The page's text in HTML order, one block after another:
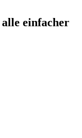
einfacher